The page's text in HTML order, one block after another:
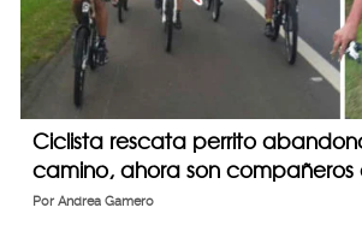
Ciclista rescata perrito
camino, ahora son compañeros
Por Andrea Gamero